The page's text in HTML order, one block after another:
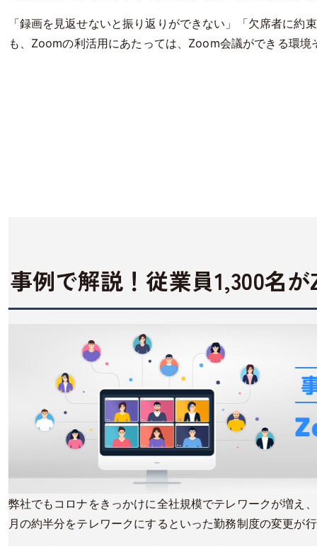
「録画を見返せないと振り返りができない」「欠席者に
も、Zoomの利活用にあたっては、Zoom会議ができる環境
事例で解説！従業員1,300名
弊社でもコロナをきっかけに全社規模でテレワークが増え
月の約半分をテレワークにするといった勤務制度の変更が